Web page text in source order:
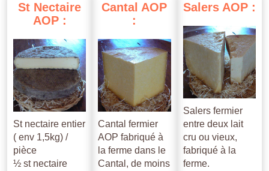
St Nectaire
AOP :
St nectaire entier
( env 1,5kg) /
pièce
½ st nectaire
Cantal AOP
:
Cantal fermier
AOP fabriqué à
la ferme dans le
Cantal, de moins
Salers AOP :
Salers fermier
entre deux lait
cru ou vieux,
fabriqué à la
ferme.